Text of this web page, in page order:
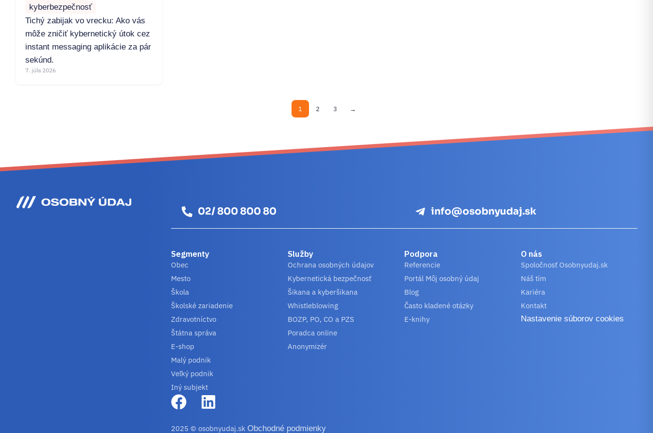
kyberbezpečnosť
Tichý zabijak vo vrecku: Ako vás
môže zničiť kybernetický útok cez
instant messaging aplikácie za pár
sekúnd.
7. júla 2026
1 2 3 →
02/ 800 800 80 info@osobnyudaj.sk
Segmenty
Obec
Mesto
Škola
Školské zariadenie
Zdravotníctvo
Štátna správa
E-shop
Malý podnik
Veľký podnik
Iný subjekt
Služby
Ochrana osobných údajov
Kybernetická bezpečnosť
Šikana a kyberšikana
Whistleblowing
BOZP, PO, CO a PZS
Poradca online
Anonymizér
Podpora
Referencie
Portál Môj osobný údaj
Blog
Často kladené otázky
E-knihy
O nás
Spoločnosť Osobnyudaj.sk
Náš tím
Kariéra
Kontakt
Nastavenie súborov cookies
2025 © osobnyudaj.sk Obchodné podmienky